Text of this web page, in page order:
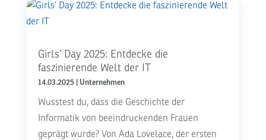
Girls‘ Day 2025: Entdecke die
faszinierende Welt der IT
14.03.2025| Unternehmen
Wusstest du, dass die Geschichte der
Informatik von beeindruckenden Frauen
geprägt wurde? Von Ada Lovelace, der ersten